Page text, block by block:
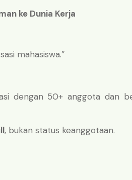
ke Dunia Kerja
mahasiswa.”
dengan 50+ anggota dan
, bukan status keanggotaan.